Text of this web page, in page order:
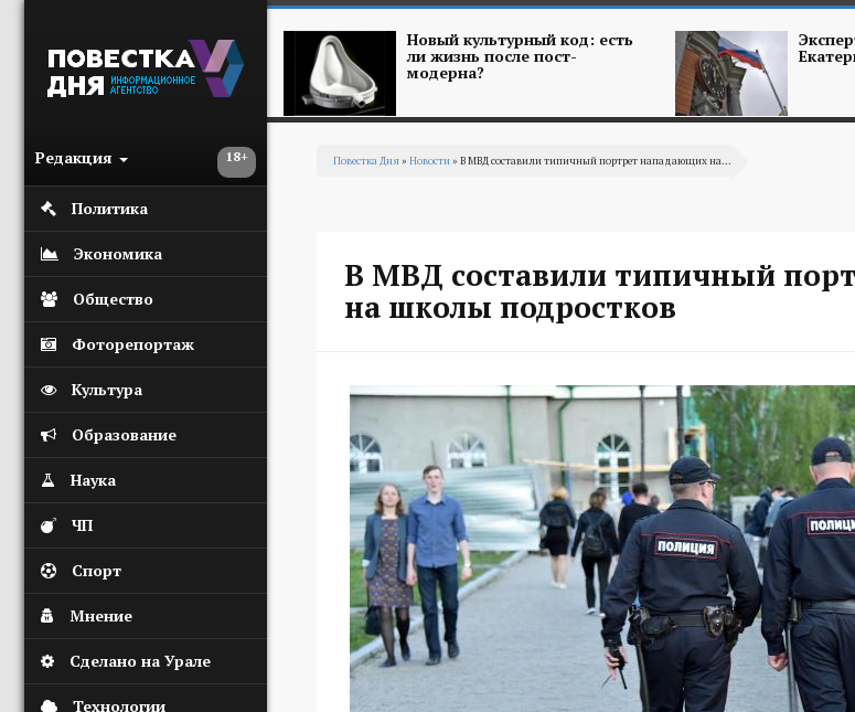
18+
Редакция
Политика
Экономика
Общество
Фоторепортаж
Культура
Образование
Наука
ЧП
Спорт
Мнение
Сделано на Урале
Технологии
Новый культурный код: есть
ли жизнь после пост-
модерна?
Повестка Дня» Новости» В МВД составили типичный портрет нападающих на...
В МВД составили типичный
на школы подростков